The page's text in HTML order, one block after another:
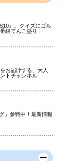
』。クイズにゴル
組てんこ盛り！
お届けする、大人
トチャンネル
」参戦中！最新情報